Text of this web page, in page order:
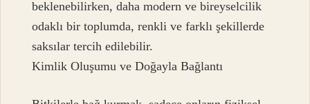
beklenebilirken, daha modern ve bireyselcilik
odaklı bir toplumda, renkli ve farklı şekillerde
saksılar tercih edilebilir.
Kimlik Oluşumu ve Doğayla Bağlantı